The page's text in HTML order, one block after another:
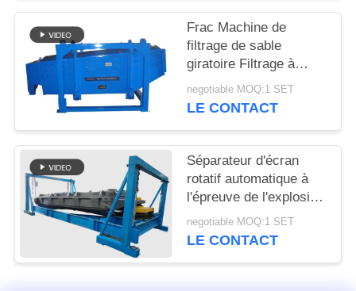
Frac Machine de
filtrage de sable
giratoire Filtrage à
grande capacité de
filtrage
negotiable MOQ:1 SET
LE CONTACT
Séparateur d'écran
rotatif automatique à
l'épreuve de l'explosion
pour la poudre
métallique de silicium
negotiable MOQ:1 SET
LE CONTACT